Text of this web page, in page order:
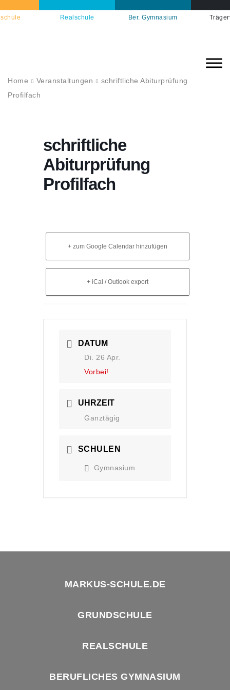
Realschule Ber. Gymnasium
Home Veranstaltungen
schriftliche Abiturprüfung
Profilfach
schriftliche
Abiturprüfung
Profilfach
+ zum Google Calendar hinzufügen
+ iCal / Outlook export
DATUM
Di. 26 Apr.
Vorbei!
UHRZEIT
Ganztägig
SCHULEN
Gymnasium
MARKUS-SCHULE.DE
GRUNDSCHULE
REALSCHULE
BERUFLICHES GYMNASIUM